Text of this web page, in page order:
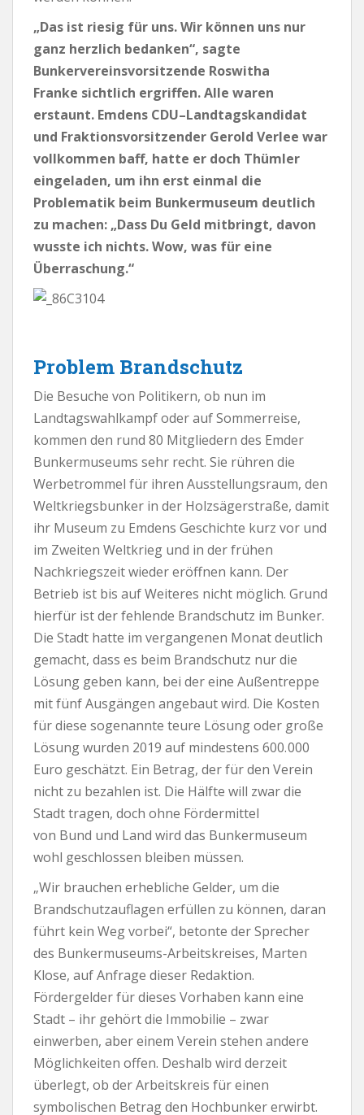
„Das ist riesig für uns. Wir können uns nur
ganz herzlich bedanken“, sagte
Bunkervereinsvorsitzende Roswitha
Franke sichtlich ergriffen. Alle waren
erstaunt. Emdens CDU–Landtagskandidat
und Fraktionsvorsitzender Gerold Verlee war
vollkommen baff, hatte er doch Thümler
eingeladen, um ihn erst einmal die
Problematik beim Bunkermuseum deutlich
zu machen: „Dass Du Geld mitbringt, davon
wusste ich nichts. Wow, was für eine
Überraschung.“
Problem Brandschutz
Die Besuche von Politikern, ob nun im
Landtagswahlkampf oder auf Sommerreise,
kommen den rund 80 Mitgliedern des Emder
Bunkermuseums sehr recht. Sie rühren die
Werbetrommel für ihren Ausstellungsraum, den
Weltkriegsbunker in der Holzsägerstraße, damit
ihr Museum zu Emdens Geschichte kurz vor und
im Zweiten Weltkrieg und in der frühen
Nachkriegszeit wieder eröffnen kann. Der
Betrieb ist bis auf Weiteres nicht möglich. Grund
hierfür ist der fehlende Brandschutz im Bunker.
Die Stadt hatte im vergangenen Monat deutlich
gemacht, dass es beim Brandschutz nur die
Lösung geben kann, bei der eine Außentreppe
mit fünf Ausgängen angebaut wird. Die Kosten
für diese sogenannte teure Lösung oder große
Lösung wurden 2019 auf mindestens 600. 000
Euro geschätzt. Ein Betrag, der für den Verein
nicht zu bezahlen ist. Die Hälfte will zwar die
Stadt tragen, doch ohne Fördermittel
von Bund und Land wird das Bunkermuseum
wohl geschlossen bleiben müssen.
„Wir brauchen erhebliche Gelder, um die
Brandschutzauflagen erfüllen zu können, daran
führt kein Weg vorbei“, betonte der Sprecher
des Bunkermuseums-Arbeitskreises, Marten
Klose, auf Anfrage dieser Redaktion.
Fördergelder für dieses Vorhaben kann eine
Stadt – ihr gehört die Immobilie – zwar
einwerben, aber einem Verein stehen andere
Möglichkeiten offen. Deshalb wird derzeit
überlegt, ob der Arbeitskreis für einen
symbolischen Betrag den Hochbunker erwirbt.